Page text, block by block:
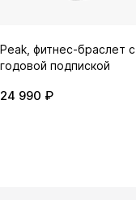
Peak, фитнес-браслет с
годовой подпиской
24 990 ₽